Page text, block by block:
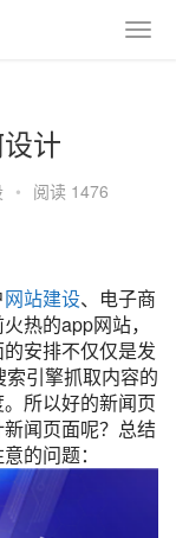
计
• 阅读 1476
网站建设、电子商
热的app网站，
安排不仅仅是发
引擎抓取内容的
所以好的新闻页
闻页面呢？总结
的问题：